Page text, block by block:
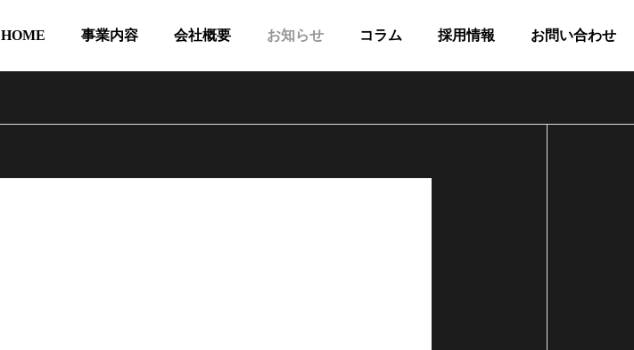
HOME 事業内容 会社概要 お知らせ コラム 採用情報 お問い合わせ